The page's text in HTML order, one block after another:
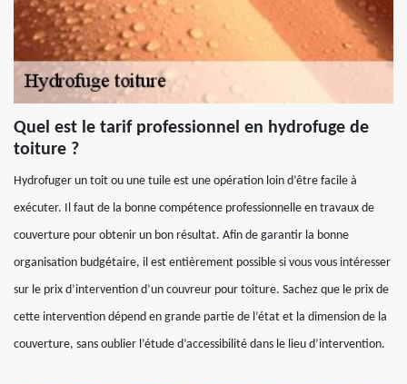
Quel est le tarif professionnel en hydrofuge de
toiture ?
Hydrofuger un toit ou une tuile est une opération loin d’être facile à
exécuter. Il faut de la bonne compétence professionnelle en travaux de
couverture pour obtenir un bon résultat. Afin de garantir la bonne
organisation budgétaire, il est entièrement possible si vous vous intéresser
sur le prix d’intervention d’un couvreur pour toiture. Sachez que le prix de
cette intervention dépend en grande partie de l’état et la dimension de la
couverture, sans oublier l’étude d’accessibilité dans le lieu d’intervention.